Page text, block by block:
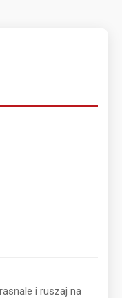
i ruszaj na